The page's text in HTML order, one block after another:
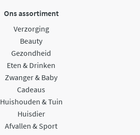
Ons assortiment
Verzorging
Beauty
Gezondheid
Eten & Drinken
Zwanger & Baby
Cadeaus
Huishouden & Tuin
Huisdier
Afvallen & Sport